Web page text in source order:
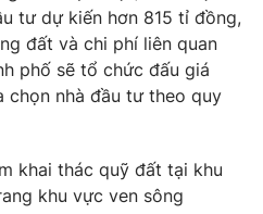
tư dự kiến hơn 815 tỉ đồng,
đất và chi phí liên quan
phố sẽ tổ chức đấu giá
chọn nhà đầu tư theo quy
khai thác quỹ đất tại khu
khu vực ven sông